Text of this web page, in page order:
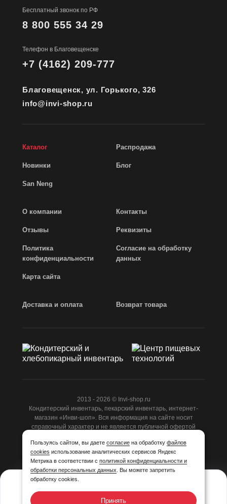
559,94 ₽/шт
Бесплатный звонок по РФ
8 800 555 34 29
Телефон в Благовещенске
+7 (4162) 209-777
Благовещенск, ул. Горького, 326
info@invi-shop.ru
Каталог Распродажа
Новинки Блог
San Neng
О компании Контакты
Отзывы Реквизиты
Политика
конфиденциальности
Согласие на обработку
данных
Карта сайта
Доставка и оплата Возврат товара
2013 - 2026 © Invi-shop.ru
Кондитерский инвентарь, пекарский инвентарь, интернет-
магазин «Инви-шоп». Вся информация на сайте носит
справочный характер и не является публичной офертой
РазработаноСтудией Z-Labs
Пользуясь сайтом, вы даете согласие на обработку файлов
cookies использование аналитических сервисов Яндекс
Метрика в соответствии с политикой конфиденциальности и
обработки персональных данных . Вы можете запретить
обработку cookies.
Принять